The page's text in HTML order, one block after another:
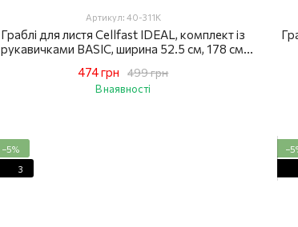
Артикул: 40-311K
Граблі для листя Cellfast IDEAL, комплект із
рукавичками BASIC, ширина 52.5 см, 178 см,
499 грн
474 грн
В наявності
−5%
3